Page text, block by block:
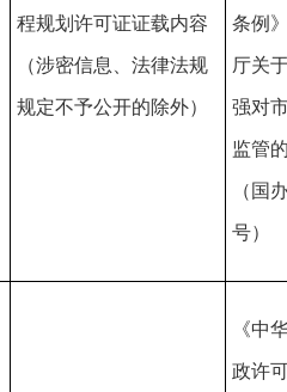
程规划许可证证载内容
（涉密信息、法律法规
规定不予公开的除外）
条例
厅关
强对
监管
（国
号）
《中
政许